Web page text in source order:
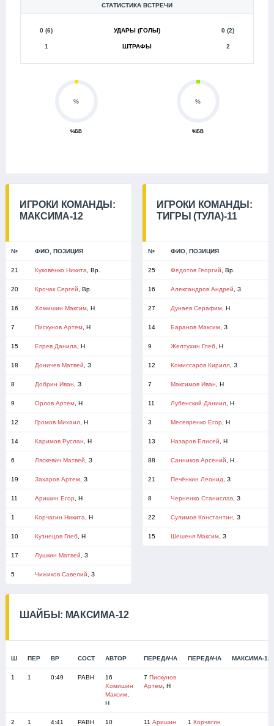
СТАТИСТИКА ВСТРЕЧИ
0 (6) УДАРЫ (ГОЛЫ) 0 (2)
1 ШТРАФЫ 2
%
%БВ
%
%БВ
ИГРОКИ КОМАНДЫ:
МАКСИМА-12
№ ФИО, ПОЗИЦИЯ
21 Куковенко Никита , Вр.
20 Крочак Сергей , Вр.
16 Хомишин Максим, Н
7 Пискунов Артем, Н
15 Епрев Данила , Н
18 Доничев Матвей , З
8 Добрин Иван , З
9 Орлов Артем, Н
12 Громов Михаил, Н
14 Каримов Руслан , Н
6 Ляскевич Матвей , З
19 Захаров Артем, З
11 Аришин Егор , Н
1 Корчагин Никита , Н
10 Кузнецов Глеб, Н
17 Лушкин Матвей , З
5 Чижиков Савелий , З
ИГРОКИ КОМАНДЫ:
ТИГРЫ (ТУЛА)-11
№ ФИО, ПОЗИЦИЯ
25 Федотов Георгий , Вр.
16 Александров Андрей , З
27 Дунаев Серафим, Н
14 Баранов Максим, З
9 Желтухин Глеб, Н
12 Комиссаров Кирилл, З
7 Максимов Иван , Н
11 Лубенский Даниил, Н
3 Месевренко Егор , Н
13 Назаров Елисей , Н
88 Санников Арсений , Н
21 Печёнкин Леонид , З
8 Черненко Станислав, З
22 Сулимов Константин , З
15 Шешеня Максим, З
ШАЙБЫ: МАКСИМА-12
Ш ПЕР ВР СОСТ АВТОР ПЕРЕДАЧА ПЕРЕДАЧА МАКСИМА-12
1 1 0:49 РАВН
16
Хомишин
Максим,
Н
7 Пискунов
Артем, Н
2 1 4:41 РАВН 10 11 Аришин 1 Корчагин